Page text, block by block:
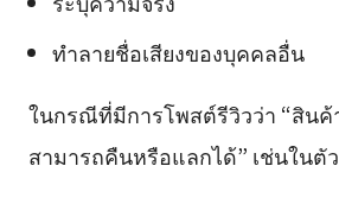
ทำลายชื่อเสียงของบุคคลอื่น
ในกรณีที่มีการโพสต์รีวิวว่า “สิน
สามารถคืนหรือแลกได้” เช่นในตั